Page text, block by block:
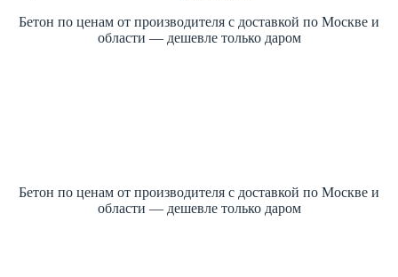
Бетон по ценам от производителя с доставкой по Москве и
области — дешевле только даром
Бетон по ценам от производителя с доставкой по Москве и
области — дешевле только даром